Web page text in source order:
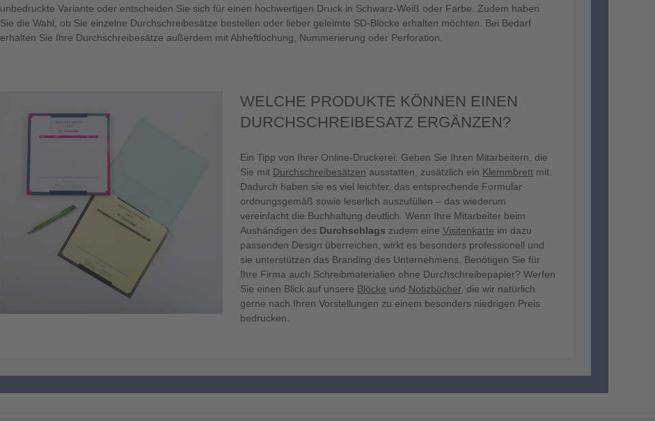
unbedruckte Variante oder entscheiden Sie sich für einen hochwertigen Druck in Schwarz-Weiß oder Farbe. Zudem haben
Sie die Wahl, ob Sie einzelne Durchschreibesätze bestellen oder lieber geleimte SD-Blöcke erhalten möchten. Bei Bedarf
erhalten Sie Ihre Durchschreibesätze außerdem mit Abheftlochung, Nummerierung oder Perforation.
WELCHE PRODUKTE KÖNNEN EINEN
DURCHSCHREIBESATZ ERGÄNZEN?
Ein Tipp von Ihrer Online-Druckerei: Geben Sie Ihren Mitarbeitern, die
Sie mit Durchschreibesätzen ausstatten, zusätzlich ein Klemmbrett mit.
Dadurch haben sie es viel leichter, das entsprechende Formular
ordnungsgemäß sowie leserlich auszufüllen – das wiederum
vereinfacht die Buchhaltung deutlich. Wenn Ihre Mitarbeiter beim
Aushändigen des Durchschlags zudem eine Visitenkarte im dazu
passenden Design überreichen, wirkt es besonders professionell und
sie unterstützen das Branding des Unternehmens. Benötigen Sie für
Ihre Firma auch Schreibmaterialien ohne Durchschreibepapier? Werfen
Sie einen Blick auf unsere Blöcke und Notizbücher, die wir natürlich
gerne nach Ihren Vorstellungen zu einem besonders niedrigen Preis
bedrucken.